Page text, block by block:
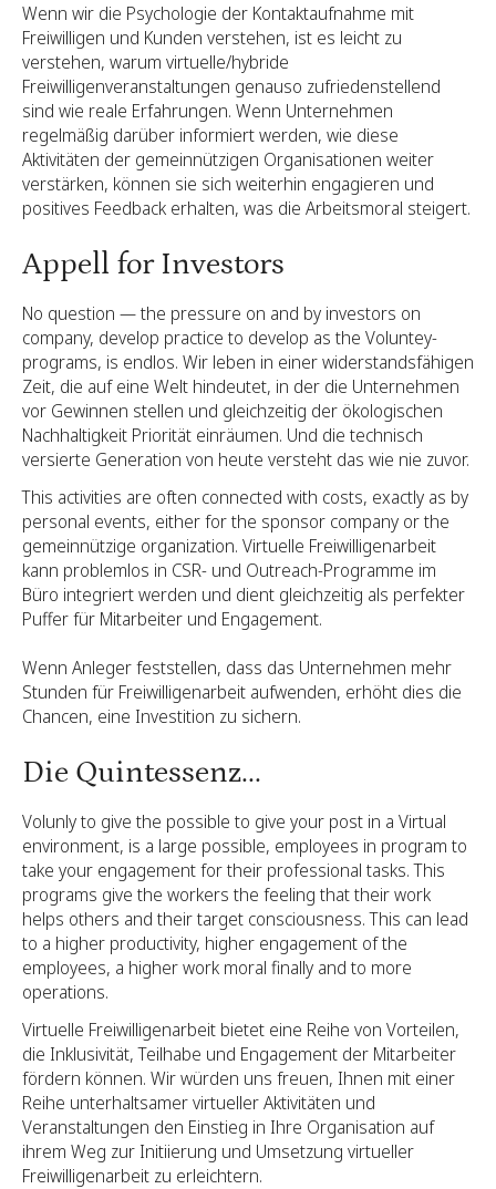
Wenn wir die Psychologie der Kontaktaufnahme mit
Freiwilligen und Kunden verstehen, ist es leicht zu
verstehen, warum virtuelle/hybride
Freiwilligenveranstaltungen genauso zufriedenstellend
sind wie reale Erfahrungen. Wenn Unternehmen
regelmäßig darüber informiert werden, wie diese
Aktivitäten der gemeinnützigen Organisationen weiter
verstärken, können sie sich weiterhin engagieren und
positives Feedback erhalten, was die Arbeitsmoral steigert.
Appell for Investors
No question — the pressure on and by investors on
company, develop practice to develop as the Voluntey-
programs, is endlos. Wir leben in einer widerstandsfähigen
Zeit, die auf eine Welt hindeutet, in der die Unternehmen
vor Gewinnen stellen und gleichzeitig der ökologischen
Nachhaltigkeit Priorität einräumen. Und die technisch
versierte Generation von heute versteht das wie nie zuvor.
This activities are often connected with costs, exactly as by
personal events, either for the sponsor company or the
gemeinnützige organization. Virtuelle Freiwilligenarbeit
kann problemlos in CSR- und Outreach-Programme im
Büro integriert werden und dient gleichzeitig als perfekter
Puffer für Mitarbeiter und Engagement.
Wenn Anleger feststellen, dass das Unternehmen mehr
Stunden für Freiwilligenarbeit aufwenden, erhöht dies die
Chancen, eine Investition zu sichern.
Die Quintessenz...
Volunly to give the possible to give your post in a Virtual
environment, is a large possible, employees in program to
take your engagement for their professional tasks. This
programs give the workers the feeling that their work
helps others and their target consciousness. This can lead
to a higher productivity, higher engagement of the
employees, a higher work moral finally and to more
operations.
Virtuelle Freiwilligenarbeit bietet eine Reihe von Vorteilen,
die Inklusivität, Teilhabe und Engagement der Mitarbeiter
fördern können. Wir würden uns freuen, Ihnen mit einer
Reihe unterhaltsamer virtueller Aktivitäten und
Veranstaltungen den Einstieg in Ihre Organisation auf
ihrem Weg zur Initiierung und Umsetzung virtueller
Freiwilligenarbeit zu erleichtern.